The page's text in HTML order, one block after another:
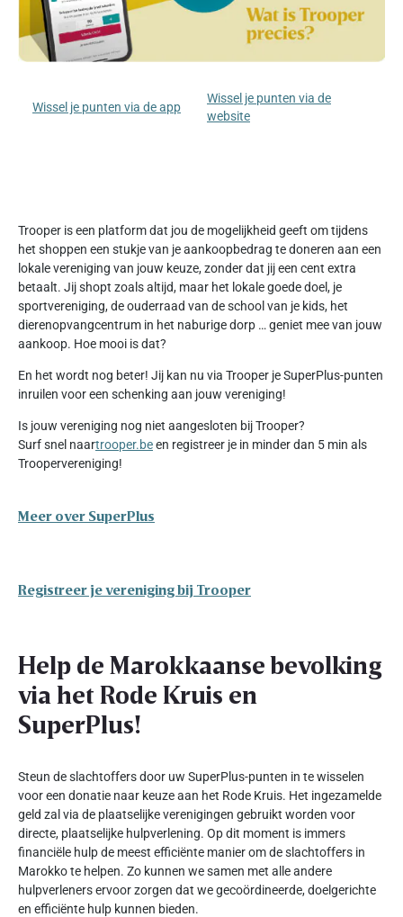
Wissel je punten via de app
Wissel je punten via de
website
Trooper is een platform dat jou de mogelijkheid geeft om tijdens
het shoppen een stukje van je aankoopbedrag te doneren aan een
lokale vereniging van jouw keuze, zonder dat jij een cent extra
betaalt. Jij shopt zoals altijd, maar het lokale goede doel, je
sportvereniging, de ouderraad van de school van je kids, het
dierenopvangcentrum in het naburige dorp … geniet mee van jouw
aankoop. Hoe mooi is dat?
En het wordt nog beter! Jij kan nu via Trooper je SuperPlus-punten
inruilen voor een schenking aan jouw vereniging!
Is jouw vereniging nog niet aangesloten bij Trooper?
Surf snel naartrooper.been registreer je in minder dan 5 min als
Troopervereniging!
Meer over SuperPlus
Registreer je vereniging bij Trooper
Help de Marokkaanse bevolking
via het Rode Kruis en
SuperPlus!
Steun de slachtoffers door uw SuperPlus-punten in te wisselen
voor een donatie naar keuze aan het Rode Kruis. Het ingezamelde
geld zal via de plaatselijke verenigingen gebruikt worden voor
directe, plaatselijke hulpverlening. Op dit moment is immers
financiële hulp de meest efficiënte manier om de slachtoffers in
Marokko te helpen. Zo kunnen we samen met alle andere
hulpverleners ervoor zorgen dat we gecoördineerde, doelgerichte
en efficiënte hulp kunnen bieden.